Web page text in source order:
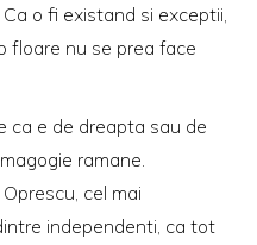
o fi existand si exceptii,
floare nu se prea face
ca e de dreapta sau de
ramane.
cel mai
independenti, ca tot